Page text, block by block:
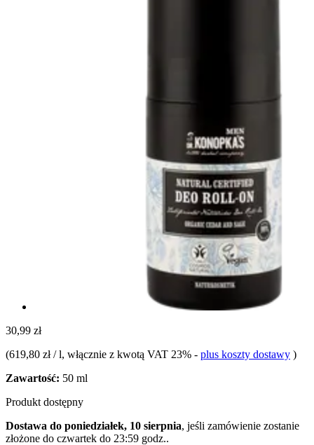
30,99 zł
(619,80 zł / l, włącznie z kwotą VAT 23% - plus koszty dostawy )
Zawartość: 50 ml
Produkt dostępny
Dostawa do poniedziałek, 10 sierpnia, jeśli zamówienie zostanie
złożone do czwartek do 23:59 godz..